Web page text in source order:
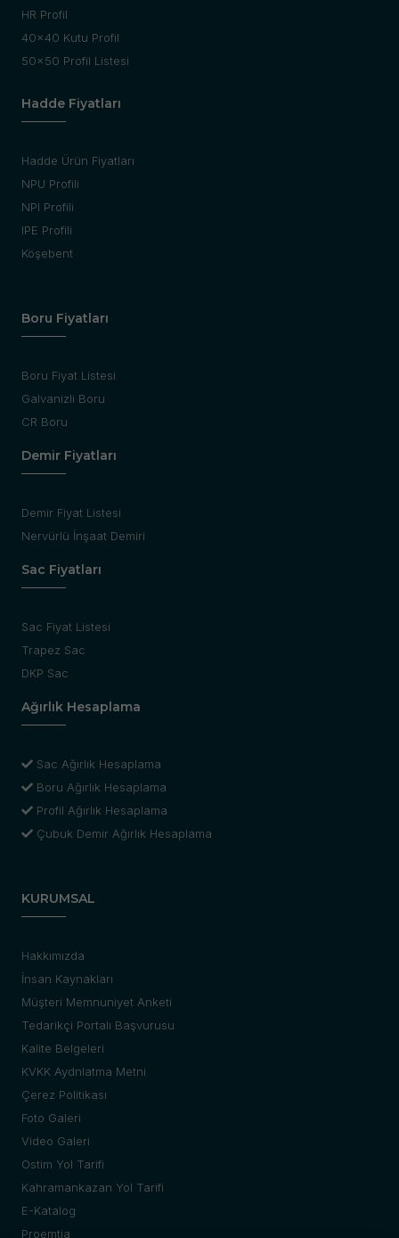
HR Profil
40x40 Kutu Profil
50x50 Profil Listesi
Hadde Fiyatları
Hadde Ürün Fiyatları
NPU Profili
NPI Profili
IPE Profili
Köşebent
Boru Fiyatları
Boru Fiyat Listesi
Galvanizli Boru
CR Boru
Demir Fiyatları
Demir Fiyat Listesi
Nervürlü İnşaat Demiri
Sac Fiyatları
Sac Fiyat Listesi
Trapez Sac
DKP Sac
Ağırlık Hesaplama
Sac Ağırlık Hesaplama
Boru Ağırlık Hesaplama
Profil Ağırlık Hesaplama
Çubuk Demir Ağırlık Hesaplama
KURUMSAL
Hakkımızda
İnsan Kaynakları
Müşteri Memnuniyet Anketi
Tedarikçi Portalı Başvurusu
Kalite Belgeleri
KVKK Aydnlatma Metni
Çerez Politikası
Foto Galeri
Video Galeri
Ostim Yol Tarifi
Kahramankazan Yol Tarifi
E-Katalog
Proemtia